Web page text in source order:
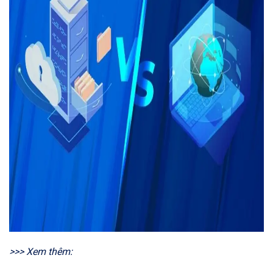
>>> Xem thêm: